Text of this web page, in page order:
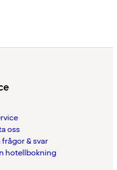
oss
& svar
hotellbokning